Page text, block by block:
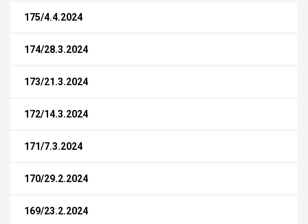
175/4.4.2024
174/28.3.2024
173/21.3.2024
172/14.3.2024
171/7.3.2024
170/29.2.2024
169/23.2.2024